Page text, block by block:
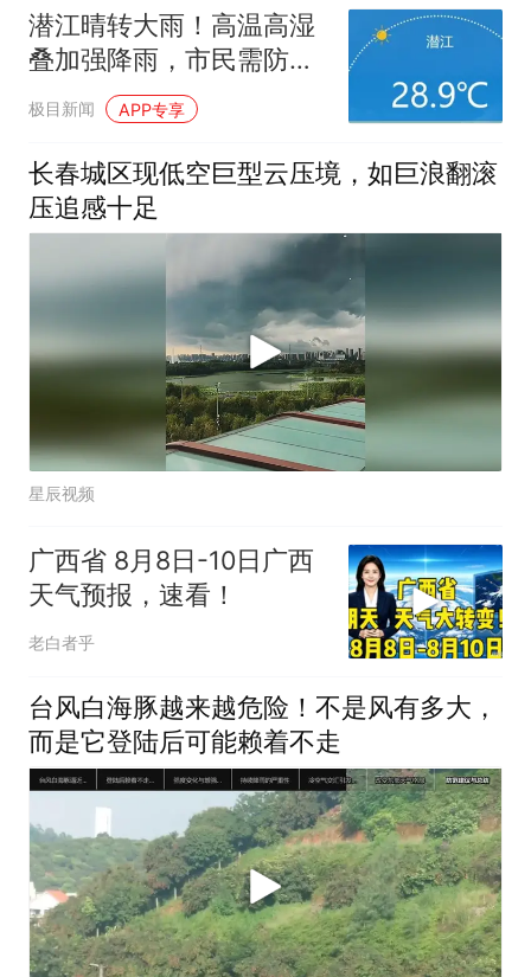
潜江晴转大雨！高温高湿
叠加强降雨，市民需防范
城市内涝
极目新闻 APP专享
长春城区现低空巨型云压境，如巨浪翻滚
压追感十足
星辰视频
广西省 8月8日-10日广西
天气预报，速看！
老白者乎
台风白海豚越来越危险！不是风有多大，
而是它登陆后可能赖着不走